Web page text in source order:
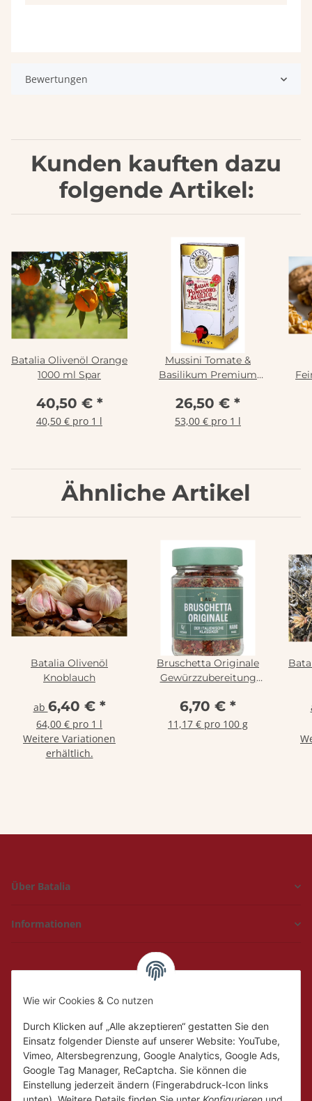
Wie wir Cookies & Co nutzen
Durch Klicken auf „Alle akzeptieren“ gestatten Sie den
Einsatz folgender Dienste auf unserer Website: YouTube,
Vimeo, Altersbegrenzung, Google Analytics, Google Ads,
Google Tag Manager, ReCaptcha. Sie können die
Einstellung jederzeit ändern (Fingerabdruck-Icon links
Bewertungen
Kunden kauften dazu
folgende Artikel:
Batalia Olivenöl Orange
1000 ml Spar
40,50 € *
40,50 € pro 1 l
Mussini Tomate &
Basilikum Premium
Essigzubereitung 500
ml
26,50 € *
53,00 € pro 1 l
Ähnliche Artikel
Batalia Olivenöl
Knoblauch
ab 6,40 € *
64,00 € pro 1 l
Weitere Variationen
erhältlich.
Bruschetta Originale
Gewürzzubereitung
6,70 € *
11,17 € pro 100 g
Über Batalia
Informationen
Hückelhoven und
Di. - Fr.
10:00 - 18:00
10:00 - 14:00